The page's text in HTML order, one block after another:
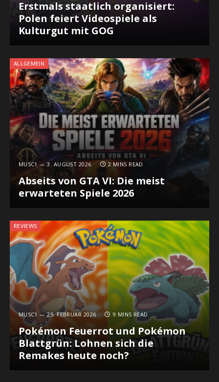
Erstmals staatlich organisiert:
Polen feiert Videospiele als
Kulturgut mit GOG
ALLGEMEIN
MUSC1 3. AUGUST 2026 2 MINS READ
Abseits von GTA VI: Die meist
erwarteten Spiele 2026
REVIEWS
MUSC1 25. FEBRUAR 2026 9 MINS READ
Pokémon Feuerrot und Pokémon
Blattgrün: Lohnen sich die
Remakes heute noch?